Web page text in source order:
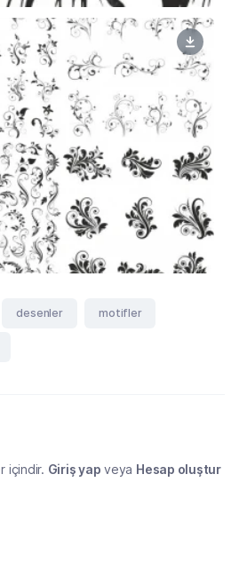
desenler motifler
içindir. Giriş yap veya Hesap oluştur